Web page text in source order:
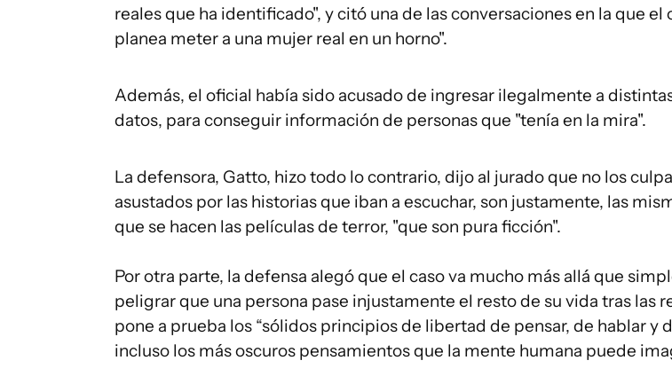
reales que ha identificado", y citó una de las conversaciones en la que el
planea meter a una mujer real en un horno".
Además, el oficial había sido acusado de ingresar ilegalmente a
datos, para conseguir información de personas que "tenía en la mira".
La defensora, Gatto, hizo todo lo contrario, dijo al jurado que no los
asustados por las historias que iban a escuchar, son justamente, las
que se hacen las películas de terror, "que son pura ficción".
Por otra parte, la defensa alegó que el caso va mucho más allá que
peligrar que una persona pase injustamente el resto de su vida tras las
pone a prueba los “sólidos principios de libertad de pensar, de hablar y
incluso los más oscuros pensamientos que la mente humana puede